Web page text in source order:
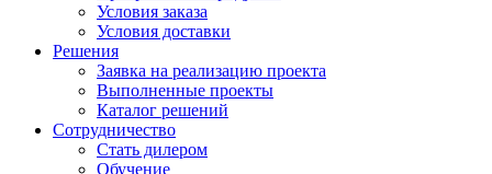
Условия заказа
Условия доставки
Решения
Заявка на реализацию проекта
Выполненные проекты
Каталог решений
Сотрудничество
Стать дилером
Обучение